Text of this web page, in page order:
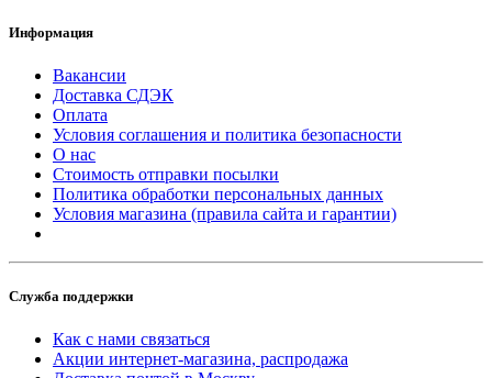
Информация
Вакансии
Доставка СДЭК
Оплата
Условия соглашения и политика безопасности
О нас
Стоимость отправки посылки
Политика обработки персональных данных
Условия магазина (правила сайта и гарантии)
Служба поддержки
Как с нами связаться
Акции интернет-магазина, распродажа